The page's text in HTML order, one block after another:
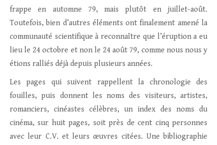
frappe en automne 79, mais plutôt en juillet-août.
Toutefois, bien d’autres éléments ont finalement amené la
communauté scientifique à reconnaître que l’éruption a eu
lieu le 24 octobre et non le 24 août 79, comme nous nous y
étions ralliés déjà depuis plusieurs années.
Les pages qui suivent rappellent la chronologie des
fouilles, puis donnent les noms des visiteurs, artistes,
romanciers, cinéastes célèbres, un index des noms du
cinéma, sur huit pages, soit près de cent cinq personnes
avec leur C.V. et leurs œuvres citées. Une bibliographie